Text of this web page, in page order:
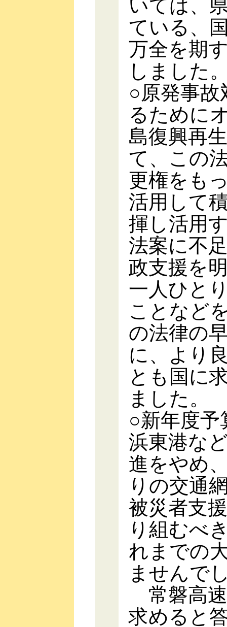
いては、
ている、
万全を期
しました
○原発事
るために
島復興再
て、この
更権をも
活用して
揮し活用
法案に不
政支援を
一人ひと
ことなど
の法律の
に、より
とも国に
ました。
○新年度
浜東港な
進をやめ
りの交通
被災者支
り組むべ
れまでの
ませんで
常磐高
求めると